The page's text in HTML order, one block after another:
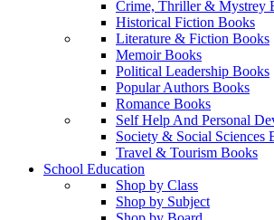
Crime, Thriller & Mystrey
Historical Fiction Books
Literature & Fiction Books
Memoir Books
Political Leadership Books
Popular Authors Books
Romance Books
Self Help And Personal
Society & Social Sciences
Travel & Tourism Books
School Education
Shop by Class
Shop by Subject